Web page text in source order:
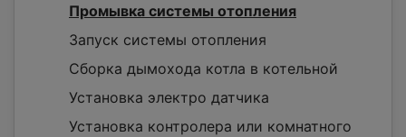
Промывка системы отопления
Запуск системы отопления
Сборка дымохода котла в котельной
Установка электро датчика
Установка контролера или комнатного